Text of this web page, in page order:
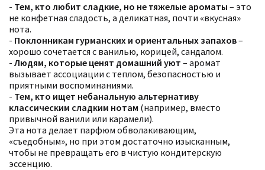
- Тем, кто любит сладкие, но не тяжелые ароматы – это
не конфетная сладость, а деликатная, почти «вкусная»
нота.
- Поклонникам гурманских и ориентальных запахов–
хорошо сочетается с ванилью, корицей, сандалом.
- Людям, которые ценят домашний уют – аромат
вызывает ассоциации с теплом, безопасностью и
приятными воспоминаниями.
- Тем, кто ищет небанальную альтернативу
классическим сладким нотам (например, вместо
привычной ванили или карамели).
Эта нота делает парфюм обволакивающим,
«съедобным», но при этом достаточно изысканным,
чтобы не превращать его в чистую кондитерскую
эссенцию.
Фильтры Сбросить все
Ароматы за последние годы
Бренды
Время года
Страна производитель